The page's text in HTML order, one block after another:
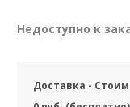
Недоступно к
Доставка -